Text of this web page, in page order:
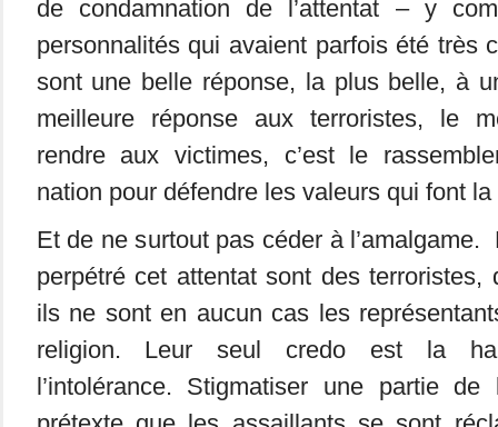
de condamnation de l’attentat – y
personnalités qui avaient parfois été très
sont une belle réponse, la plus belle, à
meilleure réponse aux terroristes, le
rendre aux victimes, c’est le
nation pour défendre les valeurs qui font
Et de ne surtout pas céder à
perpétré cet attentat sont des terroristes,
ils ne sont en aucun cas les
religion. Leur seul credo est la
l’intolérance. Stigmatiser une partie